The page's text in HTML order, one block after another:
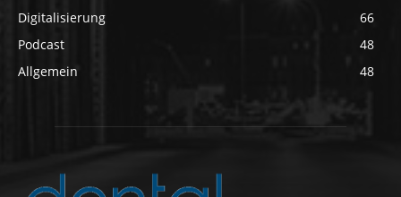
Digitalisierung
66
Podcast
48
Allgemein
48